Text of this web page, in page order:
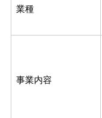
業種
事業内容